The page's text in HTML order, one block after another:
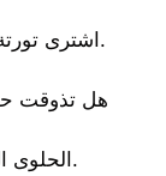
اشترى تورتة، وأحصل على قطعة حلوى مجانًا.
هل تذوقت
الحلوى الصحية، خيار مرضى السكر الأمثل.